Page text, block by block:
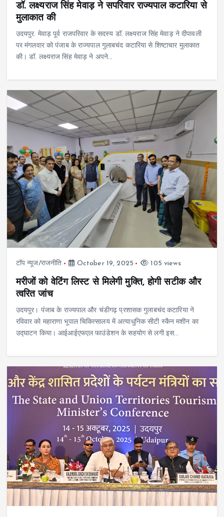
डॉ. लक्ष्यराज सिंह मेवाड़ ने सपरिवार राज्यपाल कटारिया से
मुलाकात की
उदयपुर. मेवाड़ पूर्व राजपरिवार के सदस्य डॉ. लक्ष्यराज सिंह मेवाड़ ने दीपावली
पर मंगलवार को पंजाब के राज्यपाल गुलाबचंद कटारिया से शिष्टाचार मुलाकात
की। डॉ. लक्ष्यराज सिंह मेवाड़ ने अपने…
टॉप न्यूज/राजनीति October 19, 2025 105 views
मरीजों को वेटिंग लिस्ट से मिलेगी मुक्ति, होगी सटीक और
त्वरित जांच
उदयपुर। पंजाब के राज्यपाल और चंडीगढ़ प्रशासक गुलाबचंद कटारिया ने
रविवार को महाराणा भूपाल चिकित्सालय में अत्याधुनिक सीटी स्कैन मशीन का
उद्घाटन किया। आईआईएफएल फाउंडेशन के सहयोग से लगी इस…